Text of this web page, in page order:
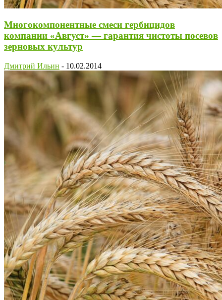
Многокомпонентные смеси гербицидов
компании «Август» — гарантия чистоты посевов
зерновых культур
Дмитрий Ильин - 10.02.2014